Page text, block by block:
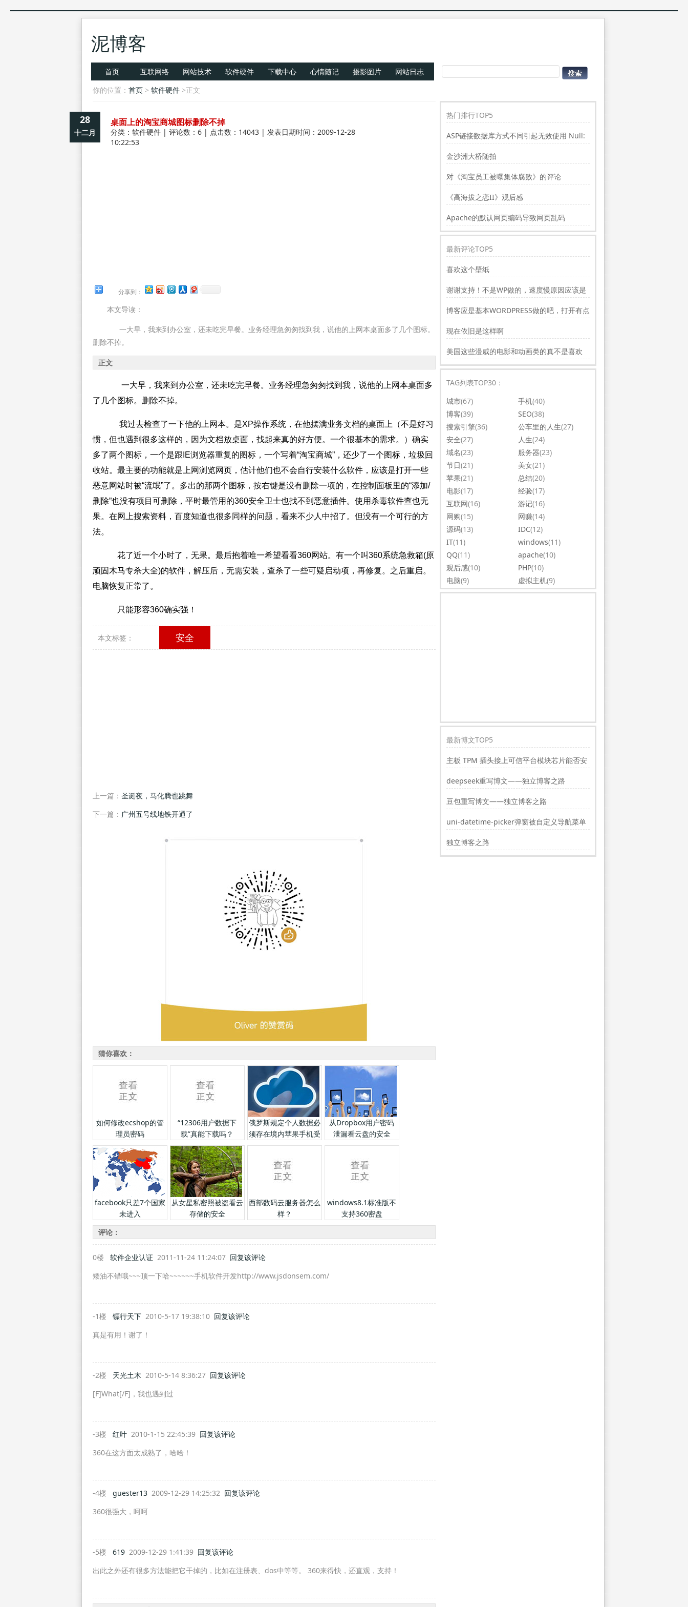
泥博客
首页 互联网络 网站技术 软件硬件 下载中心 心情随记 摄影图片
网站日志
你的位置： 首页> 软件硬件>正文
28
十二月
桌面上的淘宝商城图标删除不掉
分类： 软件硬件| 评论数：6 | 点击数：14043 | 发表日期时间：2009-12-28
10:22:53
分享到：
本文导读：
一大早，我来到办公室，还未吃完早餐。业务经理急匆匆找到我，说他的上网本桌面多了几个图标。
删除不掉。
正文
一大早，我来到办公室，还未吃完早餐。业务经理急匆匆找到我，说他的上网本桌面多
了几个图标。删除不掉。
我过去检查了一下他的上网本。是XP操作系统，在他摆满业务文档的桌面上（不是好习
惯，但也遇到很多这样的，因为文档放桌面，找起来真的好方便。一个很基本的需求。）确实
多了两个图标，一个是跟IE浏览器重复的图标，一个写着“淘宝商城”，还少了一个图标，垃圾回
收站。最主要的功能就是上网浏览网页，估计他们也不会自行安装什么软件，应该是打开一些
恶意网站时被“流氓”了。多出的那两个图标，按右键是没有删除一项的，在控制面板里的“添加/
删除”也没有项目可删除，平时最管用的360安全卫士也找不到恶意插件。使用杀毒软件查也无
果。在网上搜索资料，百度知道也很多同样的问题，看来不少人中招了。但没有一个可行的方
法。
花了近一个小时了，无果。最后抱着唯一希望看看360网站。有一个叫360系统急救箱(原
顽固木马专杀大全)的软件，解压后，无需安装，查杀了一些可疑启动项，再修复。之后重启。
电脑恢复正常了。
只能形容360确实强！
本文标签： 安全
上一篇： 圣诞夜，马化腾也跳舞
下一篇： 广州五号线地铁开通了
猜你喜欢：
如何修改ecshop的管
理员密码
“12306用户数据下
载”真能下载吗？
俄罗斯规定个人数据必
须存在境内苹果手机受
影响
从Dropbox用户密码
泄漏看云盘的安全
facebook只差7个国家
未进入
从女星私密照被盗看云
存储的安全
西部数码云服务器怎么
样？
windows8.1标准版不
支持360密盘
评论：
0楼 软件企业认证 2011-11-24 11:24:07 回复该评论
矮油不错哦~~~顶一下哈~~~~~~手机软件开发http://www.jsdonsem.com/
-1楼 镖行天下2010-5-17 19:38:10 回复该评论
真是有用！谢了！
-2楼 天光土木 2010-5-14 8:36:27 回复该评论
[F]What[/F]，我也遇到过
-3楼 红叶2010-1-15 22:45:39 回复该评论
360在这方面太成熟了，哈哈！
-4楼 guester132009-12-29 14:25:32 回复该评论
360很强大，呵呵
-5楼 6192009-12-29 1:41:39 回复该评论
出此之外还有很多方法能把它干掉的，比如在注册表、dos中等等。 360来得快，还直观，支持！
热门排行TOP5
ASP链接数据库方式不同引起无效使用 Null:
Replace”的问题
金沙洲大桥随拍
对《淘宝员工被曝集体腐败》的评论
《高海拔之恋II》观后感
Apache的默认网页编码导致网页乱码
最新评论TOP5
喜欢这个壁纸
谢谢支持！不是WP做的，速度慢原因应该是
服务器线路问题。
博客应是基本WORDPRESS做的吧，打开有点
慢，可以优化一下。还有网站更新应多一点，
才会吸引更多相关的人去看。纯个人意见，谢
现在依旧是这样啊
美国这些漫威的电影和动画类的真不是喜欢
看，太没意思了
TAG列表TOP30：
城市(67) 手机(40)
博客(39) SEO(38)
搜索引擎(36) 公车里的人生(27)
安全(27) 人生(24)
域名(23) 服务器(23)
节日(21) 美女(21)
苹果(21) 总结(20)
电影(17) 经验(17)
互联网(16) 游记(16)
网购(15) 网赚(14)
源码(13) IDC(12)
IT(11) windows(11)
QQ(11) apache(10)
观后感(10) PHP(10)
电脑(9) 虚拟主机(9)
最新博文TOP5
主板 TPM 插头接上可信平台模块芯片能否安
装windwos11?
deepseek重写博文——独立博客之路
豆包重写博文——独立博客之路
uni-datetime-picker弹窗被自定义导航菜单
遮挡的解决方法
独立博客之路